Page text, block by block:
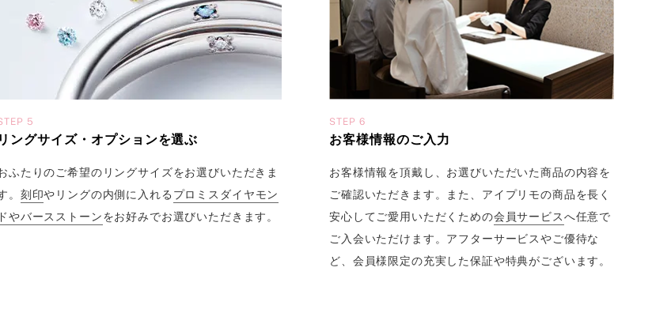
5
リングサイズ・オプションを選ぶ
ふたりのご希望のリングサイズをお選びいただきま
。 刻印やリングの内側に入れる プロミスダイヤモン
ドやバースストーンをお好みでお選びいただきます。
STEP 6
お客様情報のご入力
お客様情報を頂戴し、お選びいただいた商品の内容を
ご確認いただきます。また、アイプリモの商品を長く
安心してご愛用いただくための会員サービスへ任意で
ご入会いただけます。アフターサービスやご優待な
ど、会員様限定の充実した保証や特典がございます。